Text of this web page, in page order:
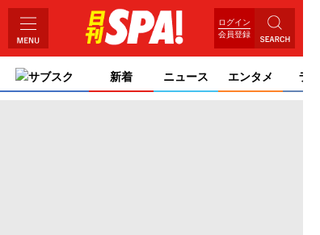
ログイン
会員登録
サブスク 新着 ニュース エンタメ ライ